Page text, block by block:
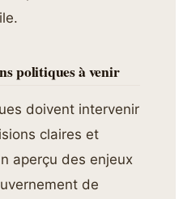
politiques à venir
doivent intervenir
claires et
aperçu des enjeux
de